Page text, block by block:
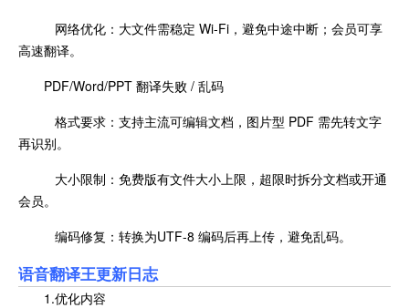
网络优化：大文件需稳定 Wi‑Fi，避免中途中断；会员可享
高速翻译。
PDF/Word/PPT 翻译失败 / 乱码
格式要求：支持主流可编辑文档，图片型 PDF 需先转文字
再识别。
大小限制：免费版有文件大小上限，超限时拆分文档或开通
会员。
编码修复：转换为UTF‑8 编码后再上传，避免乱码。
语音翻译王更新日志
1.优化内容